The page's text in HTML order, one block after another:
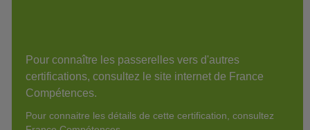
Pour connaître les passerelles vers d'autres
certifications, consultez le site internet de France
Compétences.
Pour connaitre les détails de cette certification, consultez